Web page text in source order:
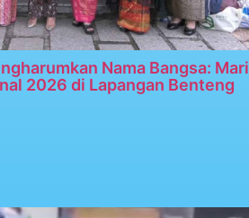
Nama Bangsa: Mari
2026 di Lapangan Benteng